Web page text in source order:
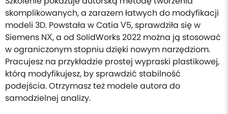
skomplikowanych, a zarazem łatwych do modyfikacji
modeli 3D. Powstała w Catia V5, sprawdziła się w
Siemens NX, a od SolidWorks 2022 można ją stosować
w ograniczonym stopniu dzięki nowym narzędziom.
Pracujesz na przykładzie prostej wypraski plastikowej,
którą modyfikujesz, by sprawdzić stabilność
podejścia. Otrzymasz też modele autora do
samodzielnej analizy.